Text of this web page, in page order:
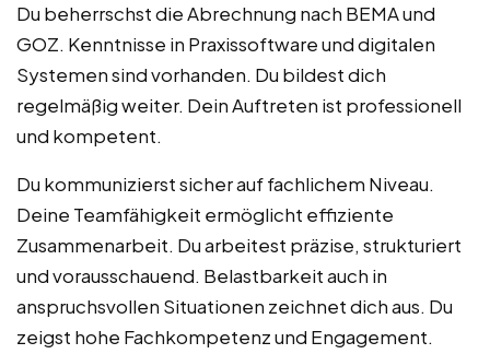
Du beherrschst die Abrechnung nach BEMA und
GOZ. Kenntnisse in Praxissoftware und digitalen
Systemen sind vorhanden. Du bildest dich
regelmäßig weiter. Dein Auftreten ist professionell
und kompetent.
Du kommunizierst sicher auf fachlichem Niveau.
Deine Teamfähigkeit ermöglicht effiziente
Zusammenarbeit. Du arbeitest präzise, strukturiert
und vorausschauend. Belastbarkeit auch in
anspruchsvollen Situationen zeichnet dich aus. Du
zeigst hohe Fachkompetenz und Engagement.